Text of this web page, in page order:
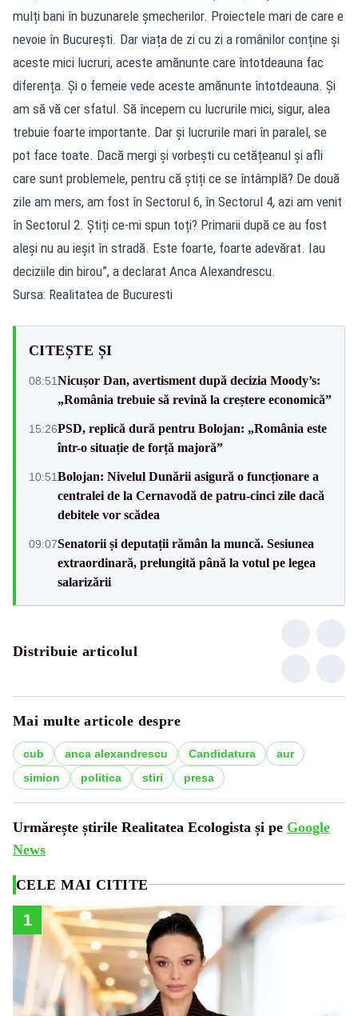
mulți bani în buzunarele șmecherilor. Proiectele mari de care e
nevoie în București. Dar viața de zi cu zi a românilor conține și
aceste mici lucruri, aceste amănunte care întotdeauna fac
diferența. Și o femeie vede aceste amănunte întotdeauna. Și
am să vă cer sfatul. Să începem cu lucrurile mici, sigur, alea
trebuie foarte importante. Dar și lucrurile mari în paralel, se
pot face toate. Dacă mergi și vorbești cu cetățeanul și afli
care sunt problemele, pentru că știți ce se întâmplă? De două
zile am mers, am fost în Sectorul 6, în Sectorul 4, azi am venit
în Sectorul 2. Știți ce-mi spun toți? Primarii după ce au fost
aleși nu au ieșit în stradă. Este foarte, foarte adevărat. Iau
deciziile din birou”, a declarat Anca Alexandrescu.
Sursa: Realitatea de Bucuresti
CITEȘTE ȘI
08:51Nicușor Dan, avertisment după decizia Moody’s:
„România trebuie să revină la creștere economică”
15:26PSD, replică dură pentru Bolojan: „România este
într-o situație de forță majoră”
10:51Bolojan: Nivelul Dunării asigură o funcționare a
centralei de la Cernavodă de patru-cinci zile dacă
debitele vor scădea
09:07Senatorii și deputații rămân la muncă. Sesiunea
extraordinară, prelungită până la votul pe legea
salarizării
Distribuie articolul
Mai multe articole despre
cub anca alexandrescu Candidatura
aur
simion
politica stiri presa
Urmărește știrile Realitatea Ecologista și pe Google
News
CELE MAI CITITE
1